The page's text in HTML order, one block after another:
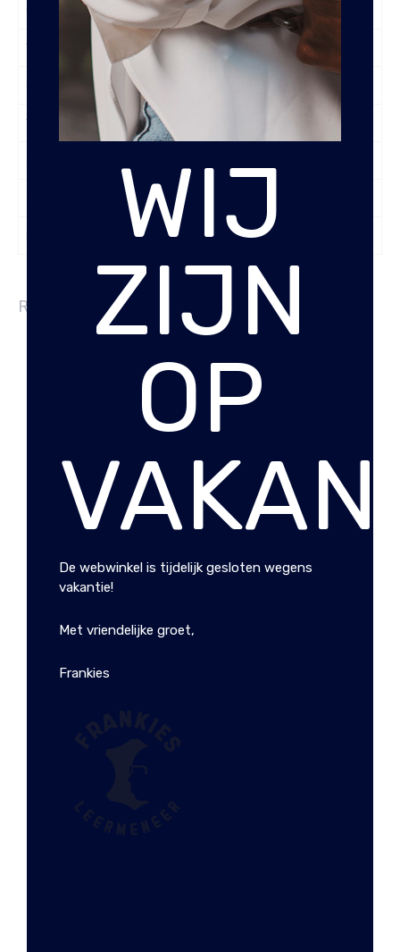
Nee
Trolleyband Nee
Tabletvak
Bruin
RELATED PRODUCTS
ZWARTE DOKTERSTAS
SHAUN CHESTERFIELD
SCHOUDERTAS
BARCELONA
WIJ
ZIJN
OP
De webwinkel is tijdelijk gesloten wegens
vakantie!
Met vriendelijke groet,
Frankies